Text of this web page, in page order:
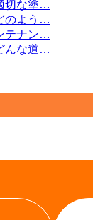
切な塗…
のよう…
テナン…
んな道…